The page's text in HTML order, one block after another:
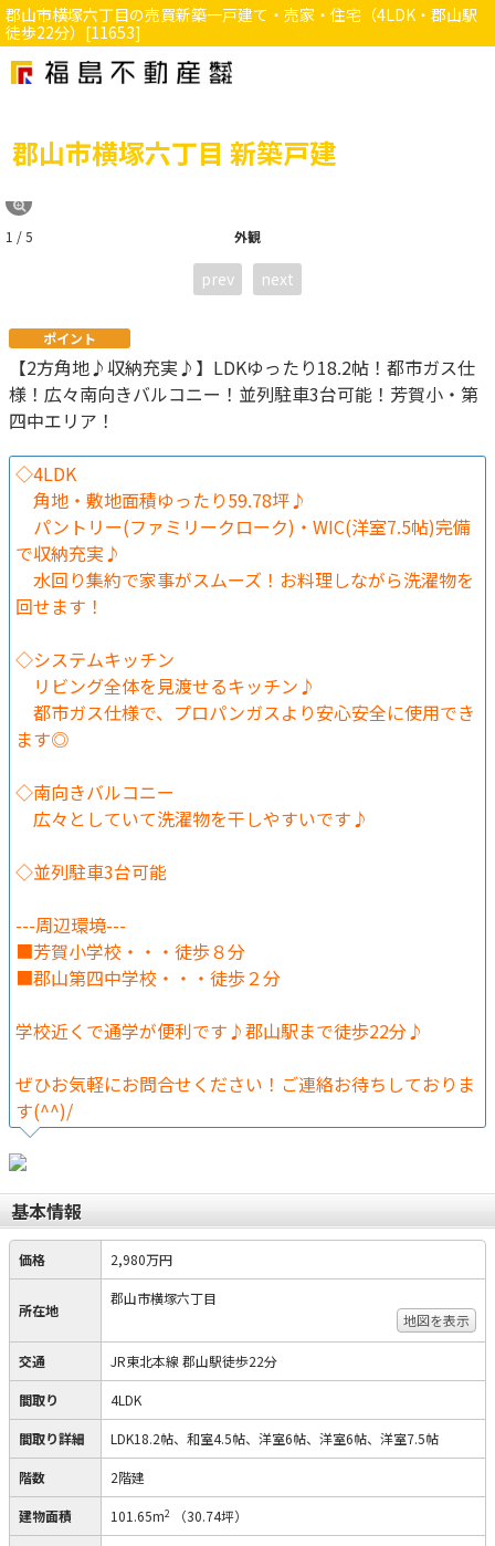
郡山市横塚六丁目の売買新築一戸建て・売家・住宅（4LDK・郡山駅
徒歩22分）[11653]
郡山市横塚六丁目 新築戸建
外観
1 / 5
prev next
ポイント
【2方角地♪収納充実♪】LDKゆったり18.2帖！都市ガス仕
様！広々南向きバルコニー！並列駐車3台可能！芳賀小・第
四中エリア！
◇4LDK
角地・敷地面積ゆったり59.78坪♪
パントリー(ファミリークローク)・WIC(洋室7.5帖)完備
で収納充実♪
水回り集約で家事がスムーズ！お料理しながら洗濯物を
回せます！
◇システムキッチン
リビング全体を見渡せるキッチン♪
都市ガス仕様で、プロパンガスより安心安全に使用でき
ます◎
◇南向きバルコニー
広々としていて洗濯物を干しやすいです♪
◇並列駐車3台可能
---周辺環境---
■芳賀小学校・・・徒歩８分
■郡山第四中学校・・・徒歩２分
学校近くで通学が便利です♪郡山駅まで徒歩22分♪
ぜひお気軽にお問合せください！ご連絡お待ちしておりま
す(^^)/
基本情報
価格 2,980万円
所在地
郡山市横塚六丁目
地図を表示
交通 JR東北本線 郡山駅徒歩22分
間取り 4LDK
間取り詳細 LDK18.2帖、和室4.5帖、洋室6帖、洋室6帖、洋室7.5帖
階数 2階建
建物面積 101.65m2 （30.74坪）